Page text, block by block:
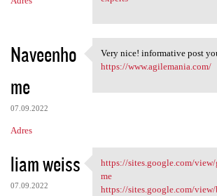
Naveenho
me
07.09.2022
Adres
Very nice! informative
Very nice! informative post
https://www.agilemania.com/
liam weiss
07.09.2022
https://
https://sites.google.com/
me
https://sites.google.com/